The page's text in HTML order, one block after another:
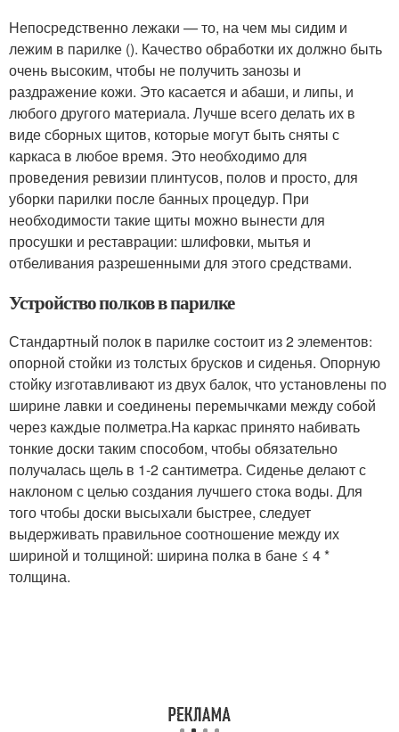
Непосредственно лежаки — то, на чем мы сидим и
лежим в парилке (). Качество обработки их должно быть
очень высоким, чтобы не получить занозы и
раздражение кожи. Это касается и абаши, и липы, и
любого другого материала. Лучше всего делать их в
виде сборных щитов, которые могут быть сняты с
каркаса в любое время. Это необходимо для
проведения ревизии плинтусов, полов и просто, для
уборки парилки после банных процедур. При
необходимости такие щиты можно вынести для
просушки и реставрации: шлифовки, мытья и
отбеливания разрешенными для этого средствами.
Устройство полков в парилке
Стандартный полок в парилке состоит из 2 элементов׃
опорной стойки из толстых брусков и сиденья. Опорную
стойку изготавливают из двух балок, что установлены по
ширине лавки и соединены перемычками между собой
через каждые полметра.На каркас принято набивать
тонкие доски таким способом, чтобы обязательно
получалась щель в 1-2 сантиметра. Сиденье делают с
наклоном с целью создания лучшего стока воды. Для
того чтобы доски высыхали быстрее, следует
выдерживать правильное соотношение между их
шириной и толщиной: ширина полка в бане ≤ 4 *
толщина.